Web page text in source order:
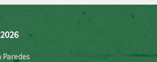
Paredes